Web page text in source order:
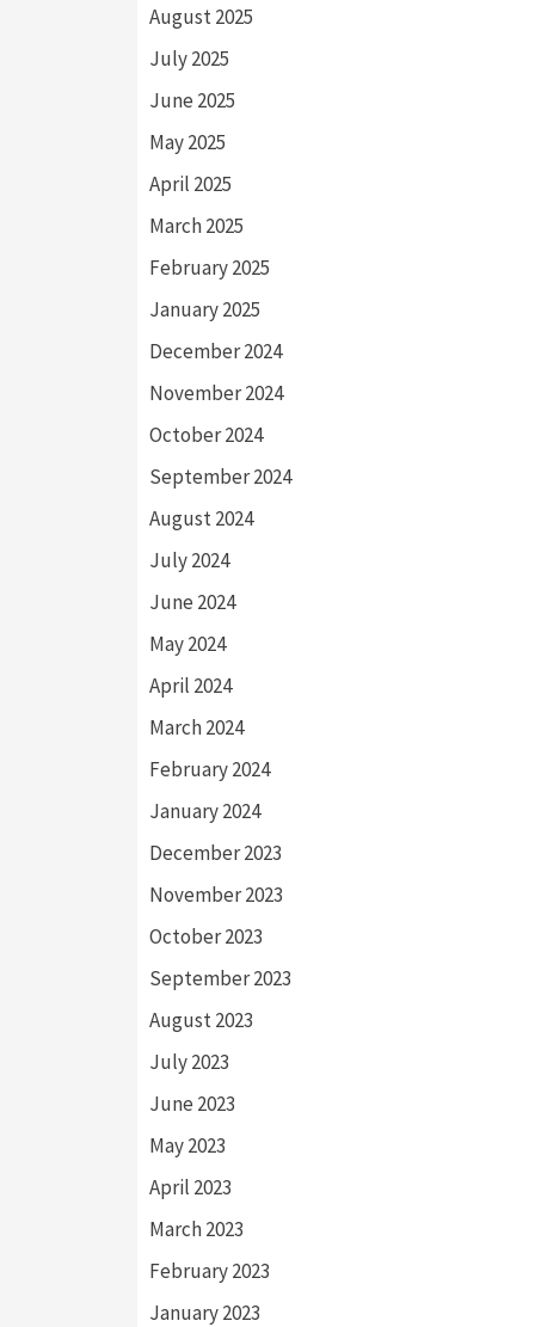
August 2025
July 2025
June 2025
May 2025
April 2025
March 2025
February 2025
January 2025
December 2024
November 2024
October 2024
September 2024
August 2024
July 2024
June 2024
May 2024
April 2024
March 2024
February 2024
January 2024
December 2023
November 2023
October 2023
September 2023
August 2023
July 2023
June 2023
May 2023
April 2023
March 2023
February 2023
January 2023